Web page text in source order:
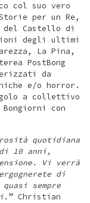
col suo vero
per un Re,
del Castello di
degli ultimi
La Pina,
PostBong
da
e/o horror.
a collettivo
con
quotidiana
10 anni,
Vi verrà
di
sempre
” Christian